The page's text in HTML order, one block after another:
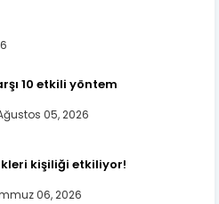
10 etkili yöntem
05, 2026
kişiliği etkiliyor!
06, 2026